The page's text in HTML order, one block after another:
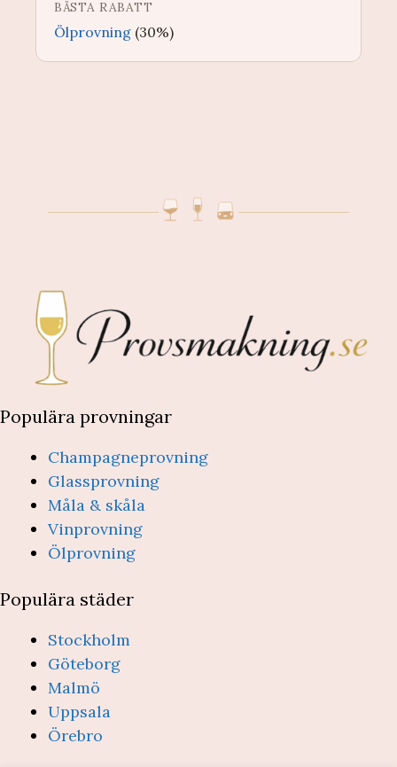
BÄSTA RABATT
Ölprovning (30%)
Populära provningar
Champagneprovning
Glassprovning
Måla & skåla
Vinprovning
Ölprovning
Populära städer
Stockholm
Göteborg
Malmö
Uppsala
Örebro